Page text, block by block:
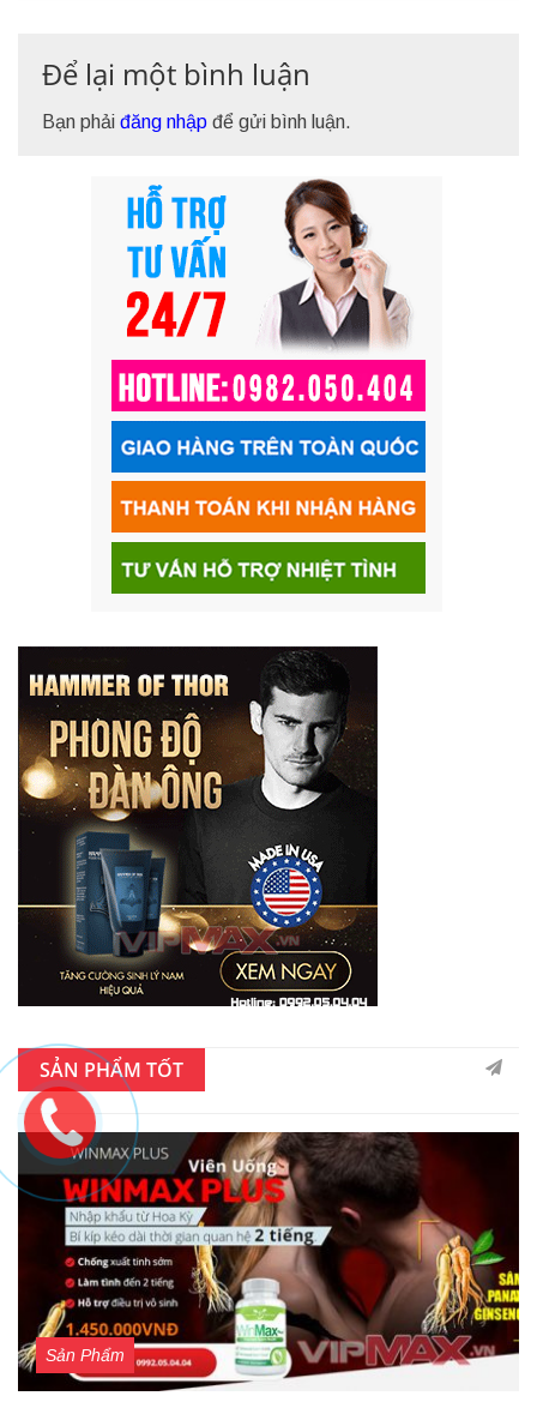
Để lại một bình luận
Bạn phải đăng nhập để gửi bình luận.
SẢN PHẨM TỐT
Sản Phẩm